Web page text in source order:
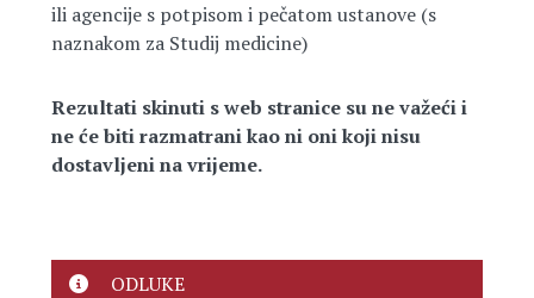
ili agencije s potpisom i pečatom ustanove (s
naznakom za Studij medicine)
Rezultati skinuti s web stranice su ne važeći i
ne će biti razmatrani kao ni oni koji nisu
dostavljeni na vrijeme.
ODLUKE